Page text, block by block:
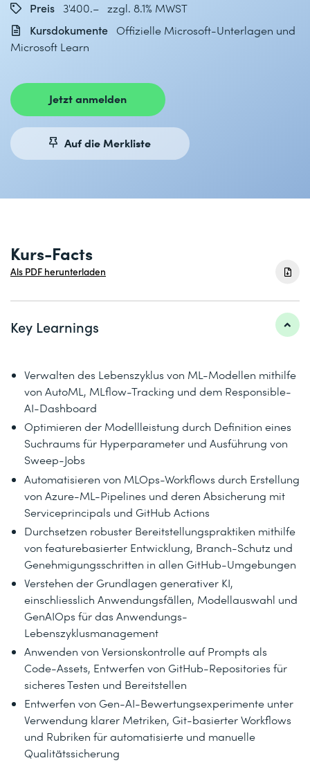
Preis 3'400.– zzgl. 8.1% MWST
Kursdokumente Offizielle Microsoft-Unterlagen und
Microsoft Learn
Jetzt anmelden
Auf die Merkliste
Kurs-Facts
Als PDF herunterladen
Key Learnings
Verwalten des Lebenszyklus von ML-Modellen mithilfe
von AutoML, MLflow-Tracking und dem Responsible-
AI-Dashboard
Optimieren der Modellleistung durch Definition eines
Suchraums für Hyperparameter und Ausführung von
Sweep-Jobs
Automatisieren von MLOps-Workflows durch Erstellung
von Azure-ML-Pipelines und deren Absicherung mit
Serviceprincipals und GitHub Actions
Durchsetzen robuster Bereitstellungspraktiken mithilfe
von featurebasierter Entwicklung, Branch-Schutz und
Genehmigungsschritten in allen GitHub-Umgebungen
Verstehen der Grundlagen generativer KI,
einschliesslich Anwendungsfällen, Modellauswahl und
GenAIOps für das Anwendungs-
Lebenszyklusmanagement
Anwenden von Versionskontrolle auf Prompts als
Code-Assets, Entwerfen von GitHub-Repositories für
sicheres Testen und Bereitstellen
Entwerfen von Gen-AI-Bewertungsexperimente unter
Verwendung klarer Metriken, Git-basierter Workflows
und Rubriken für automatisierte und manuelle
Qualitätssicherung